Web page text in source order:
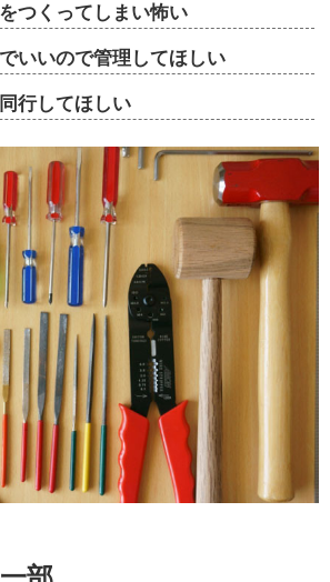
つくってしまい怖い
いいので管理してほしい
行してほしい